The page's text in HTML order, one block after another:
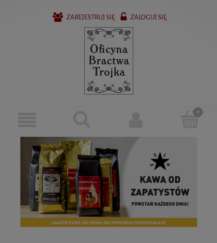
ZAREJESTRUJ SIĘ ZALOGUJ SIĘ